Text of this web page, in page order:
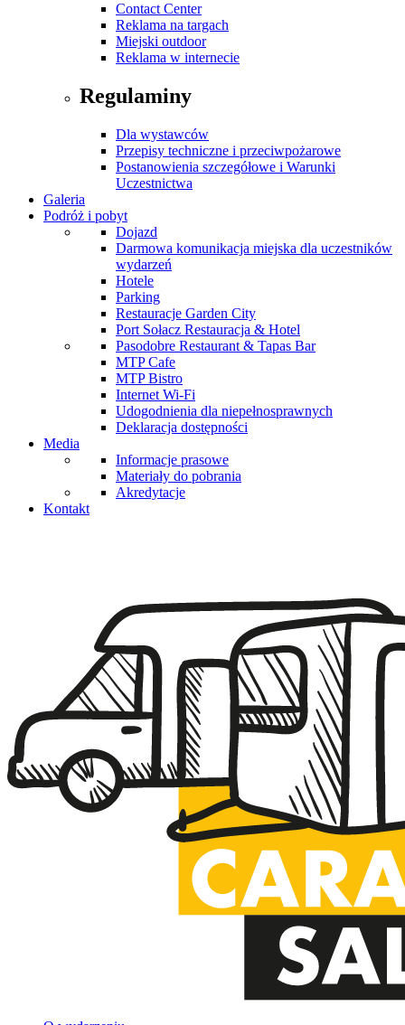
Contact Center
Reklama na targach
Miejski outdoor
Reklama w internecie
Regulaminy
Dla wystawców
Przepisy techniczne i przeciwpożarowe
Postanowienia szczegółowe i Warunki
Uczestnictwa
Galeria
Podróż i pobyt
Dojazd
Darmowa komunikacja miejska dla uczestników
wydarzeń
Hotele
Parking
Restauracje Garden City
Port Sołacz Restauracja & Hotel
Pasodobre Restaurant & Tapas Bar
MTP Cafe
MTP Bistro
Internet Wi-Fi
Udogodnienia dla niepełnosprawnych
Deklaracja dostępności
Media
Informacje prasowe
Materiały do pobrania
Akredytacje
Kontakt